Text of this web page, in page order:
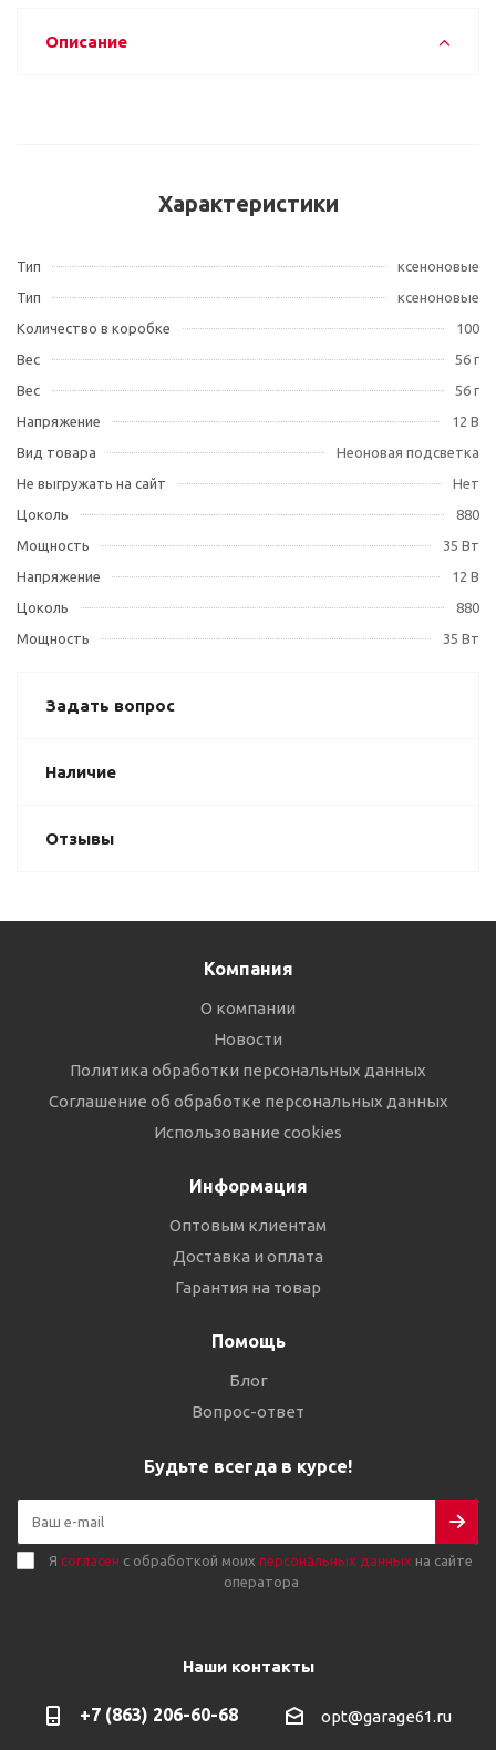
Описание
Характеристики
Тип
ксеноновые
Тип
ксеноновые
Количество в коробке
100
Вес
56 г
Вес
56 г
Напряжение
12 В
Вид товара
Неоновая подсветка
Не выгружать на сайт
Нет
Цоколь
880
Мощность
35 Вт
Напряжение
12 В
Цоколь
880
Мощность
35 Вт
Задать вопрос
Наличие
Отзывы
Компания
О компании
Новости
Политика обработки персональных данных
Соглашение об обработке персональных данных
Использование cookies
Информация
Оптовым клиентам
Доставка и оплата
Гарантия на товар
Помощь
Блог
Вопрос-ответ
Будьте всегда в курсе!
Я согласен с обработкой моих персональных данных на сайте
оператора
Наши контакты
+7 (863) 206-60-68 opt@garage61.ru